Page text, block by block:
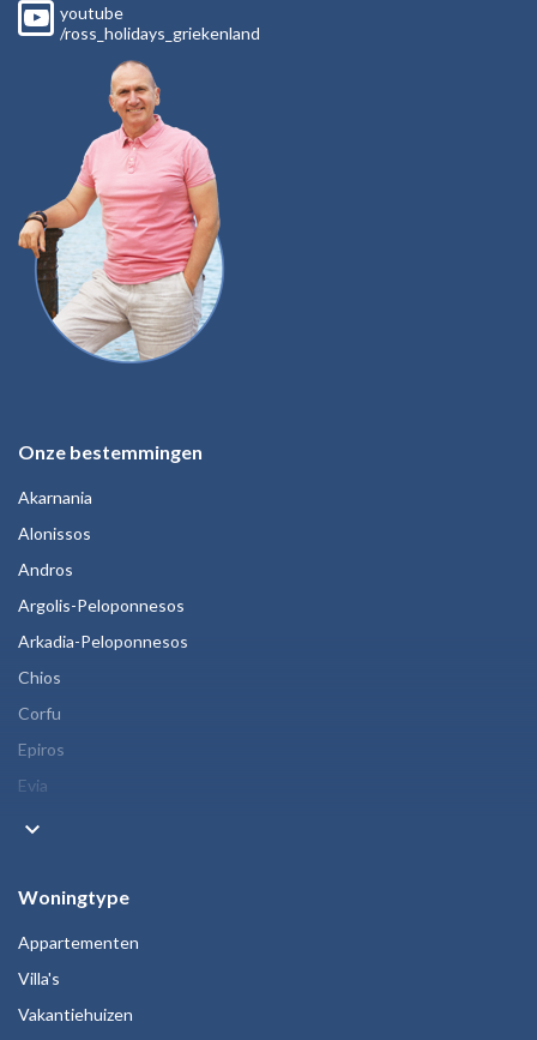
youtube
/ross_holidays_griekenland
Onze bestemmingen
Akarnania
Alonissos
Andros
Argolis-Peloponnesos
Arkadia-Peloponnesos
Chios
Corfu
Epiros
Evia
keyboard_arrow_down
Woningtype
Appartementen
Villa's
Vakantiehuizen